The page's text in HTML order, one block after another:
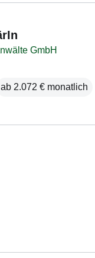
GmbH
ab 2.072 € monatlich